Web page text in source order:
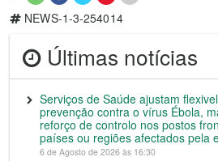
NEWS-1-3-254014
Últimas notícias
Serviços de Saúde ajustam
prevenção contra o vírus Ébola,
reforço de controlo nos postos
países ou regiões afectados pela
6 de Agosto de 2026 às 16:30